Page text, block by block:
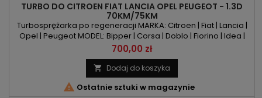
TURBO DO CITROEN FIAT LANCIA OPEL PEUGEOT - 1.3D
70KM/75KM
Turbosprężarka po regeneracji MARKA: Citroen | Fiat | Lancia |
Opel | Peugeot MODEL: Bipper | Corsa | Doblo | Fiorino | Idea |
Musa | Nemo | Panda | Punto | Qubo | Ypsilon KOD SILNIKA: FHZ |
Z13DT | Z13DTJ | F13DTE5 | 1.3HDI75 | 16VMULTIJET | 188A9.000 |
199A2.000 | 199A9.000POJEMNOŚĆ: 1248ccm 1.3CDTI | 1.3 HDI |
1.3JTDMOC: 70KM/51kW | 75KM/55kW ROK...
Cena
700,00 zł
 Dodaj do koszyka
 Ostatnie sztuki w magazynie